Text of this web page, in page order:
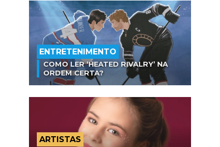
ENTRETENIMENTO
COMO LER ‘HEATED RIVALRY’ NA
ORDEM CERTA?
ARTISTAS